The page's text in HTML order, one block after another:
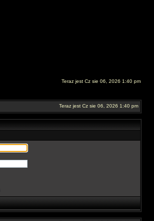
Teraz jest Cz sie 06, 2026 1:40 pm
Teraz jest Cz sie 06, 2026 1:40 pm